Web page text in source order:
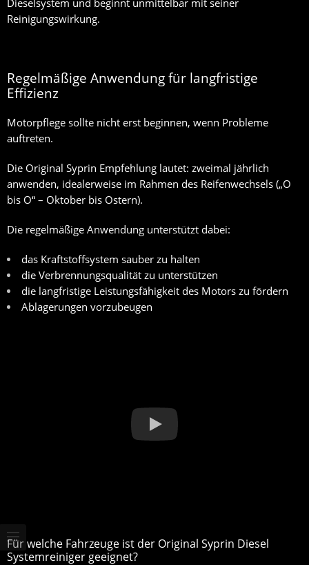
Dieselsystem und beginnt unmittelbar mit seiner
Reinigungswirkung.
Regelmäßige Anwendung für langfristige
Effizienz
Motorpflege sollte nicht erst beginnen, wenn Probleme
auftreten.
Die Original Syprin Empfehlung lautet: zweimal jährlich
anwenden, idealerweise im Rahmen des Reifenwechsels („O
bis O“ – Oktober bis Ostern).
Die regelmäßige Anwendung unterstützt dabei:
das Kraftstoffsystem sauber zu halten
die Verbrennungsqualität zu unterstützen
die langfristige Leistungsfähigkeit des Motors zu fördern
Ablagerungen vorzubeugen
Für welche Fahrzeuge ist der Original Syprin Diesel
Systemreiniger geeignet?